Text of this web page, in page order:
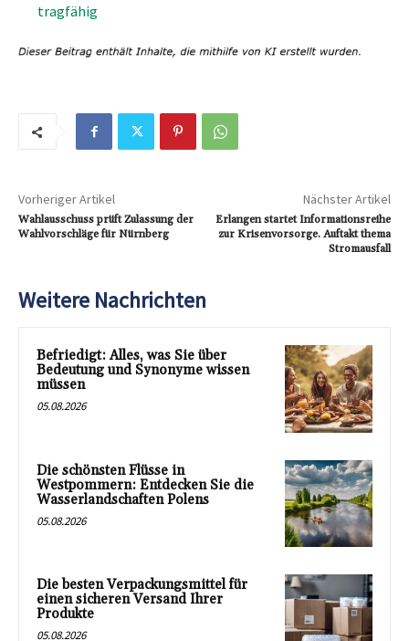
tragfähig
Vorheriger Artikel
Wahlausschuss prüft Zulassung der
Wahlvorschläge für Nürnberg
Nächster Artikel
Erlangen startet Informationsreihe
zur Krisenvorsorge. Auftakt the­ma
Stromausfall
Weitere Nachrichten
Befriedigt: Alles, was Sie über
Bedeutung und Synonyme wissen
müssen
05.08.2026
Die schönsten Flüsse in
Westpommern: Entdecken Sie die
Wasserlandschaften Polens
05.08.2026
Die besten Verpackungsmittel für
einen sicheren Versand Ihrer
Produkte
05.08.2026